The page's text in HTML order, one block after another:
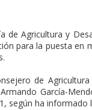
de Agricultura y
para la puesta en
de
García-
según ha informado